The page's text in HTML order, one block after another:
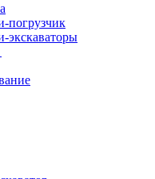
погрузчик
экскаваторы